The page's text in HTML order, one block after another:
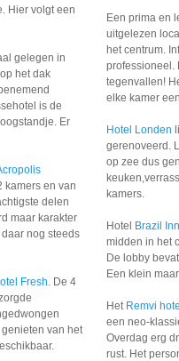
Hier volgt een
gelegen in
het dak
is de
Er
kamers en van
delen
maar karakter
nog steeds
Fresh. De 4
van het
Een prima en
uitgelezen
het centrum.
professioneel.
tegenvallen!
elke kamer
Hotel Londen
gerenoveerd.
op zee dus
kamers.
Hotel
Brazil
midden in het
De lobby
Een klein
Het Remvi
een neo-
Overdag erg
rust. Het